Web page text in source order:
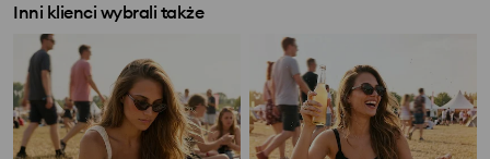
Inni klienci wybrali także